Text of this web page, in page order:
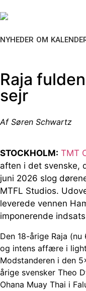
NYHEDER OM
Raja
sejr
Af Søren Schwartz
STOCKHOLM: TMT
aften i det svenske,
juni 2026 slog
MTFL Studios.
leverede vennen
imponerende
Den 18-årige Raja
og intens affære i
Modstanderen i den
årige svensker Theo
Ohana Muay Thai i